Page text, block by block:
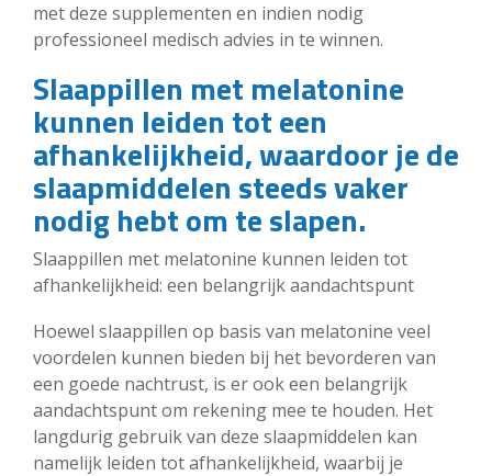
met deze supplementen en indien nodig
professioneel medisch advies in te winnen.
Slaappillen met melatonine
kunnen leiden tot een
afhankelijkheid, waardoor je de
slaapmiddelen steeds vaker
nodig hebt om te slapen.
Slaappillen met melatonine kunnen leiden tot
afhankelijkheid: een belangrijk aandachtspunt
Hoewel slaappillen op basis van melatonine veel
voordelen kunnen bieden bij het bevorderen van
een goede nachtrust, is er ook een belangrijk
aandachtspunt om rekening mee te houden. Het
langdurig gebruik van deze slaapmiddelen kan
namelijk leiden tot afhankelijkheid, waarbij je